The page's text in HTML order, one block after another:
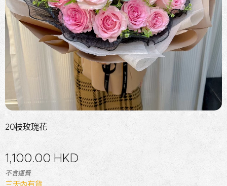
20枝玫瑰花
1,100.00 HKD
不含運費